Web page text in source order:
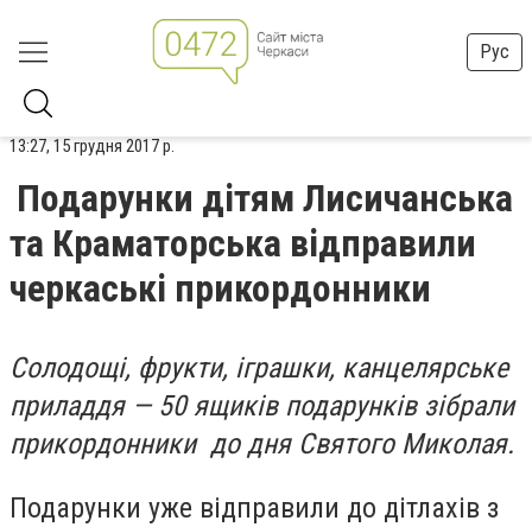
Рус
13:27, 15 грудня 2017 р.
Подарунки дітям Лисичанська
та Краматорська відправили
черкаські прикордонники
Солодощі, фрукти, іграшки, канцелярське
приладдя — 50 ящиків подарунків зібрали
прикордонники до дня Святого Миколая.
Подарунки уже відправили до дітлахів з